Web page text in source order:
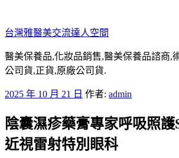
至
主
要
內
台灣雅醫美交流達人空間
醫美保養品,化妝品銷售,醫美保養品諮商,
公司貨,正貨,原廠公司貨.
發
於
2025 年 10 月 21 日 作者: admin
陰囊濕疹藥膏專家呼吸照
近視雷射特別眼科